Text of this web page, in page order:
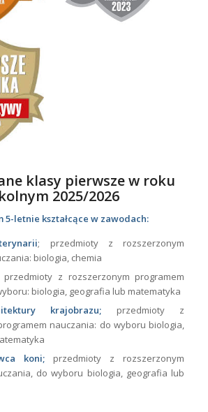
klasy pierwsze w roku
2025/2026
5-letnie kształcące w zawodach:
; przedmioty z rozszerzonym
biologia, chemia
przedmioty z rozszerzonym programem
biologia, geografia lub matematyka
krajobrazu; przedmioty z
nauczania: do wyboru biologia,
koni; przedmioty z rozszerzonym
do wyboru biologia, geografia lub